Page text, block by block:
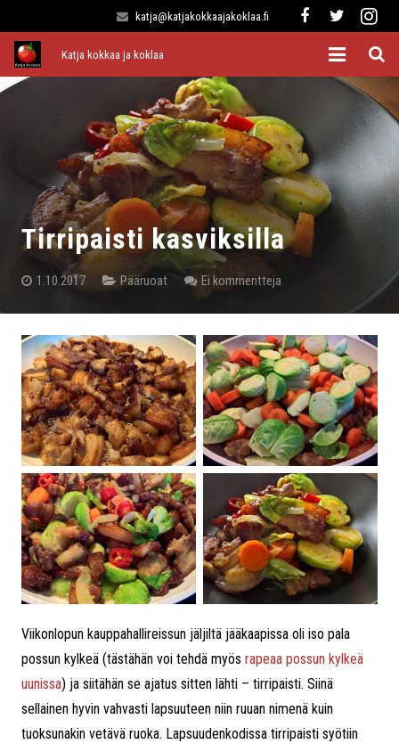
katja@katjakokkaajakoklaa.fi
Katja kokkaa ja koklaa
Pääruoat
Lisukkeet
Tirripaisti kasviksilla
1.10.2017 Pääruoat Ei kommentteja
Viikonlopun kauppahallireissun jäljiltä jääkaapissa oli iso pala
possun kylkeä (tästähän voi tehdä myös rapeaa possun kylkeä
uunissa) ja siitähän se ajatus sitten lähti – tirripaisti. Siinä
sellainen hyvin vahvasti lapsuuteen niin ruuan nimenä kuin
tuoksunakin vetävä ruoka. Lapsuudenkodissa tirripaisti syötiin